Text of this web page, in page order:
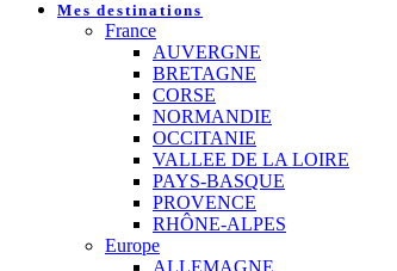
Mes destinations
France
AUVERGNE
BRETAGNE
CORSE
NORMANDIE
OCCITANIE
VALLEE DE LA LOIRE
PAYS-BASQUE
PROVENCE
RHÔNE-ALPES
Europe
ALLEMAGNE